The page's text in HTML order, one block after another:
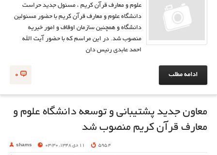
علوم و معارف قرآن کریم ، مسئول جدید حراست
دانشگاه علوم و معارف قرآن کریم با حضور مسئولین
دانشگاه و همچنین سازمان اوقاف و امور خیریه
منصوب شد. در این مراسم که با حضور آیت الله
احمد عابدی رئیس دان
0 ادامه مطلب
معاون جدید پشتیبانی و توسعه دانشگاه علوم و
معارف قرآن کریم منصوب شد
shams 11 دی 1348, 03:30 4 595